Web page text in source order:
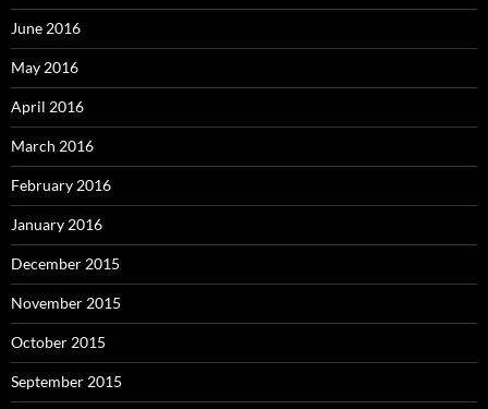
June 2016
May 2016
April 2016
March 2016
February 2016
January 2016
December 2015
November 2015
October 2015
September 2015